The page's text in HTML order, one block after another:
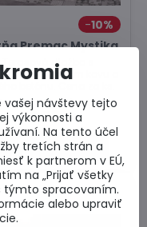
10%
Premac Mystika
Terasová dlažba s
vzhľadom kovu a
u dodávateľa
28,78 €
Zobraziť
vašej návštevy tejto
výkonnosti a
Na tento účel
tretích strán a
k partnerom v EÚ,
na „Prijať všetky
týmto spracovaním.
alebo upraviť